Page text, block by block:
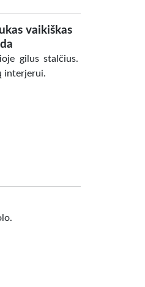
vaikiškas
gilus stalčius.
interjerui.